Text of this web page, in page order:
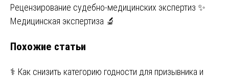
Навигация
по
записям
Рецензирование судебно-медицинских экспертиз ✨
Медицинская экспертиза 🔬
Похожие статьи
⚕️ Как снизить категорию годности для призывника и